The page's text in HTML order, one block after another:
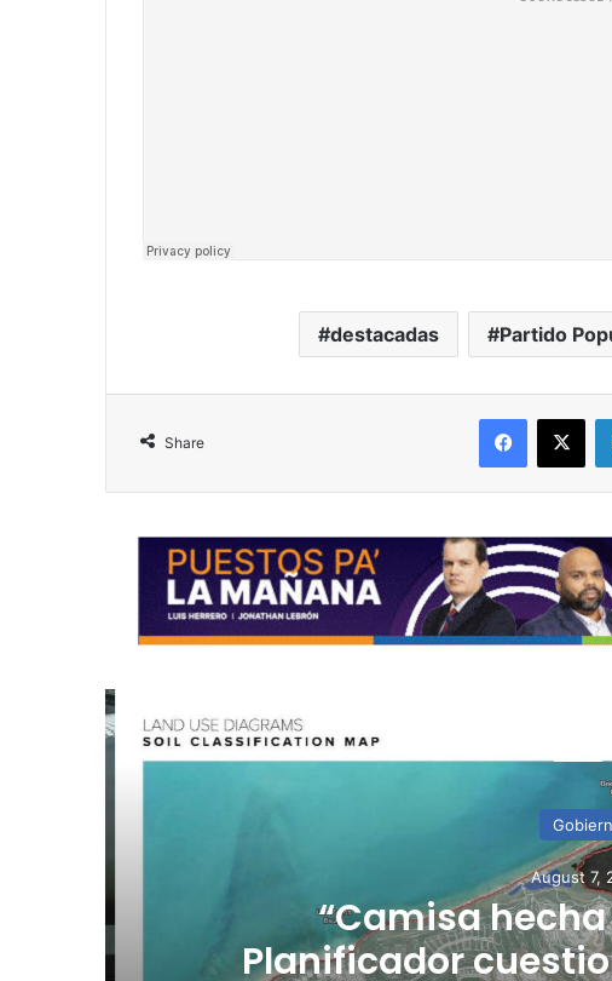
destacadas Partido
Share
Facebook
X
Gobierno
August 7,
“Camisa hecha
Planificador